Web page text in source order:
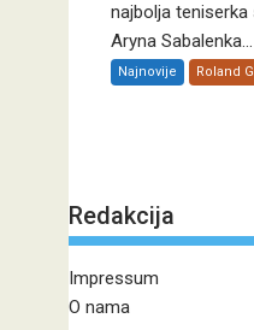
najbolja teniserka
Aryna Sabalenka...
Najnovije Roland
Redakcija
Impressum
O nama